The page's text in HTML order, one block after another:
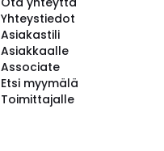
Yhteystiedot
Asiakastili
Asiakkaalle
Associate
Etsi myymälä
Toimittajalle